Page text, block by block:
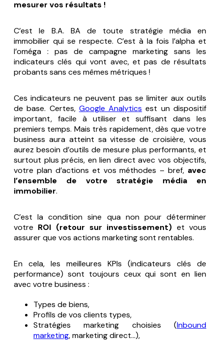
mesurer vos résultats !
C’est le B.A. BA de toute stratégie média en
immobilier qui se respecte. C’est à la fois l’alpha et
l’oméga : pas de campagne marketing sans les
indicateurs clés qui vont avec, et pas de résultats
probants sans ces mêmes métriques !
Ces indicateurs ne peuvent pas se limiter aux outils
de base. Certes, Google Analytics est un dispositif
important, facile à utiliser et suffisant dans les
premiers temps. Mais très rapidement, dès que votre
business aura atteint sa vitesse de croisière, vous
aurez besoin d’outils de mesure plus performants, et
surtout plus précis, en lien direct avec vos objectifs,
votre plan d’actions et vos méthodes – bref, avec
l’ensemble de votre stratégie média en
immobilier.
C’est la conditionsine qua nonpour déterminer
votre ROI (retour sur investissement) et vous
assurer que vos actions marketing sont rentables.
En cela, les meilleures KPIs (indicateurs clés de
performance) sont toujours ceux qui sont en lien
avec votre business :
Types de biens,
Profils de vos clients types,
Stratégies marketing choisies (Inbound
marketing, marketing direct…),